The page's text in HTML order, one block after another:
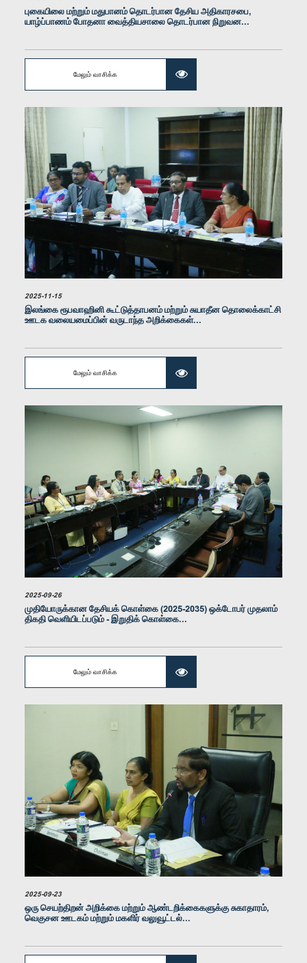
கௌரவ (டாக்டர்) எஸ். ஸ்ரீ பவானந்தராஜா, பா.உ.
உறுப்பினர்
கௌரவ ருவன் மாபலகம, பா.உ.
உறுப்பினர்
கௌரவ சட்டத்தரணி தயாசிறி ஜயசேக்கர, பா.உ.
கௌரவ அமிர்தநாதன் அடைக்கலநாதன், பா.உ.
புகையிலை மற்றும் மதுபானம் தொடர்பான தேசிய அதிகாரசபை,
யாழ்ப்பாணம் போதனா வைத்தியசாலை தொடர்பான நிறுவன...
மேலும் வாசிக்க
2025-11-15
இலங்கை ரூபவாஹினி கூட்டுத்தாபனம் மற்றும் சுயாதீன தொலைக்காட்சி
ஊடக வலையமைப்பின் வருடாந்த அறிக்கைகள்...
மேலும் வாசிக்க
2025-09-26
முதியோருக்கான தேசியக் கொள்கை (2025-2035) ஒக்டோபர் முதலாம்
திகதி வெளியிடப்படும் - இறுதிக் கொள்கை...
மேலும் வாசிக்க
2025-09-23
ஒரு செயற்திறன் அறிக்கை மற்றும் ஆண்டறிக்கைகளுக்கு சுகாதாரம்,
வெகுசன ஊடகம் மற்றும் மகளிர் வலுவூட்டல்...